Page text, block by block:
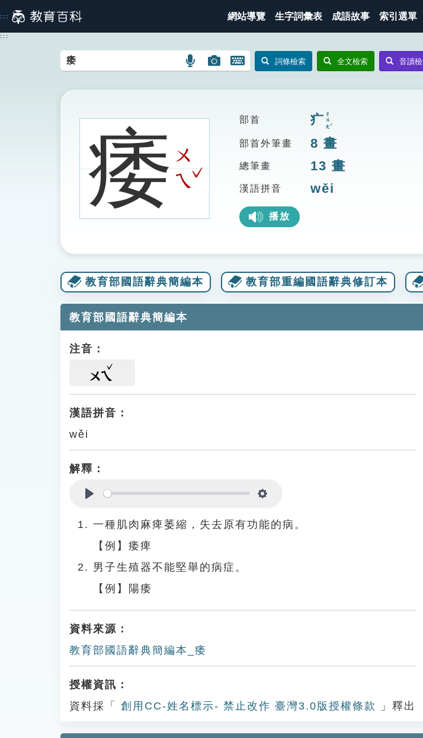
到
主
::: 網站導覽 生字詞彙表 成語故事 索引選單
:::
語
搜
圖
圖
搜
開
鍵
圖
詞條檢索 全文檢索 音讀
痿ㄨ
ㄟ
ˇ
部首 疒ㄔㄨㄤˊ
部首外筆畫 8 畫
總筆畫 13 畫
漢語拼音 wěi
播放
教育部國語辭典簡編本 教育部重編國語辭典修訂本
教育部國語辭典簡編本
注音：
ㄨㄟ
漢語拼音：
wěi
解釋：
一種肌肉麻痺萎縮，失去原有功能的病。
【例】痿痺
男子生殖器不能堅舉的病症。
【例】陽痿
資料來源：
教育部國語辭典簡編本_痿
授權資訊：
資料採「
創用CC-姓名標示- 禁止改作 臺灣3.0版授權條款 」釋出